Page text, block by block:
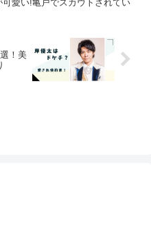
可愛い!亀戸でスカウトされてい
！美